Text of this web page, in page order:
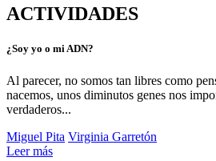
ACTIVIDADES
¿Soy yo o mi ADN?
Al parecer, no somos tan libres como
nacemos, unos diminutos genes nos
verdaderos...
Miguel Pita Virginia Garretón
Leer más